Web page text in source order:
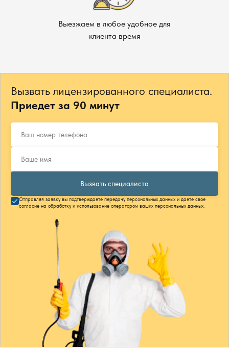
Выезжаем в любое удобное для
клиента время
Вызвать лицензированного специалиста.
Приедет за 90 минут
Вызвать специалиста
Отправляя заявку вы подтверждаете передачу персональных данных и даете свое
согласие на обработку и использование оператором ваших персональных данных.